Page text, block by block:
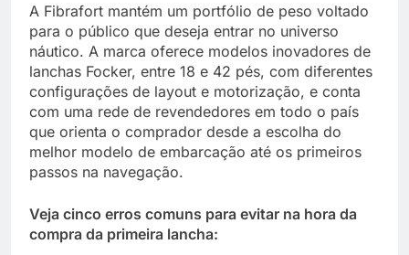
A Fibrafort mantém um portfólio de peso voltado
para o público que deseja entrar no universo
náutico. A marca oferece modelos inovadores de
lanchas Focker, entre 18 e 42 pés, com diferentes
configurações de layout e motorização, e conta
com uma rede de revendedores em todo o país
que orienta o comprador desde a escolha do
melhor modelo de embarcação até os primeiros
passos na navegação.
Veja cinco erros comuns para evitar na hora da
compra da primeira lancha: